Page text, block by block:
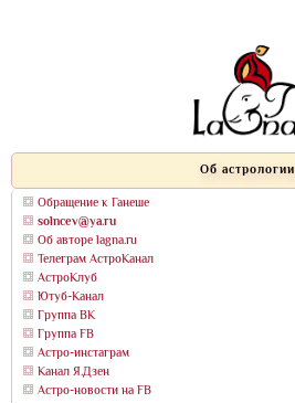
Об астрологии
Обращение к Ганеше
solncev@ya.ru
Об авторе lagna.ru
Телеграм АстроКанал
АстроКлуб
Ютуб-Канал
Группа ВК
Группа FB
Астро-инстаграм
Канал Я.Дзен
Астро-новости на FB